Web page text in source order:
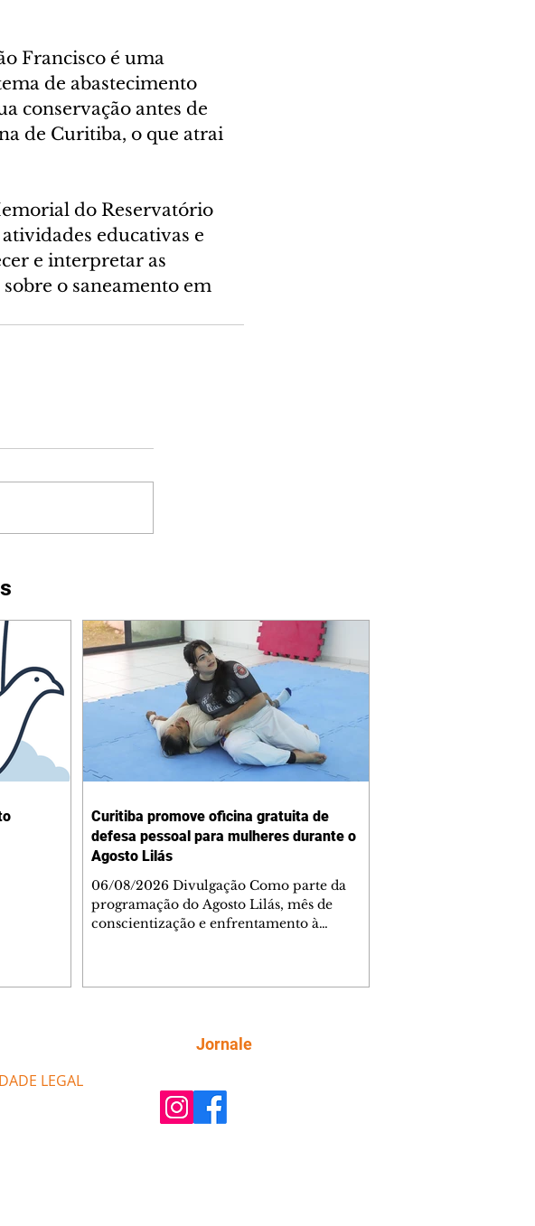
Francisco é uma
de abastecimento
conservação antes de
de Curitiba, o que atrai
do Reservatório
educativas e
e interpretar as
o saneamento em
Curitiba promove oficina gratuita de
defesa pessoal para mulheres durante o
Agosto Lilás
06/08/2026 Divulgação Como parte da
programação do Agosto Lilás, mês de
conscientização e enfrentamento à
Autoproteção, no Teatro da Vila, na Cidade
autoconfiança, incentivar o autocuidado e
LEGAL
Jornale